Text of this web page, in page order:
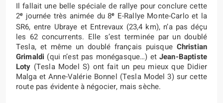
Il fallait une belle spéciale de rallye pour conclure cette
2e journée très animée du 8e E-Rallye Monte-Carlo et la
SR6, entre Ubraye et Entrevaux (23,4 km), n’a pas déçu
les 62 concurrents. Elle s’est terminée par un doublé
Tesla, et même un doublé français puisque Christian
Grimaldi (qui n’est pas monégasque…) etJean-Baptiste
Loty (Tesla Model S) ont fait un peu mieux que Didier
Malga et Anne-Valérie Bonnel (Tesla Model 3) sur cette
route pas évidente à négocier, mais sèche.